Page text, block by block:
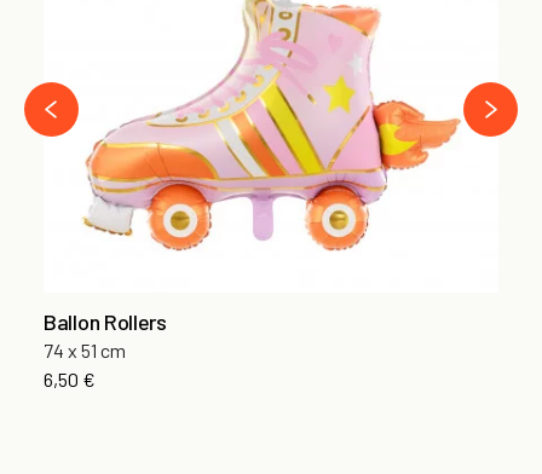
Ballon Rollers
74 x 51 cm
6,50 €
‹
›